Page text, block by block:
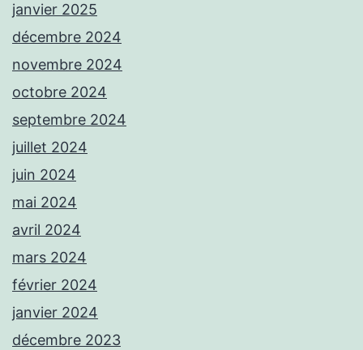
janvier 2025
décembre 2024
novembre 2024
octobre 2024
septembre 2024
juillet 2024
juin 2024
mai 2024
avril 2024
mars 2024
février 2024
janvier 2024
décembre 2023